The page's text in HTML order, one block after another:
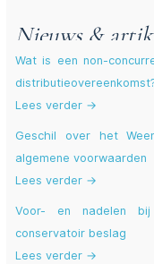
Nieuws &
Wat is een non-
Lees verder →
Geschil over het
algemene voorwaarden
Lees verder →
Voor- en nadelen
conservatoir beslag
Lees verder →